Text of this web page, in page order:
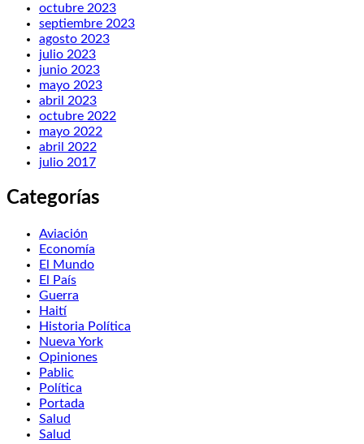
octubre 2023
septiembre 2023
agosto 2023
julio 2023
junio 2023
mayo 2023
abril 2023
octubre 2022
mayo 2022
abril 2022
julio 2017
Categorías
Aviación
Economía
El Mundo
El País
Guerra
Haití
Historia Política
Nueva York
Opiniones
Pablic
Política
Portada
Salud
Salud